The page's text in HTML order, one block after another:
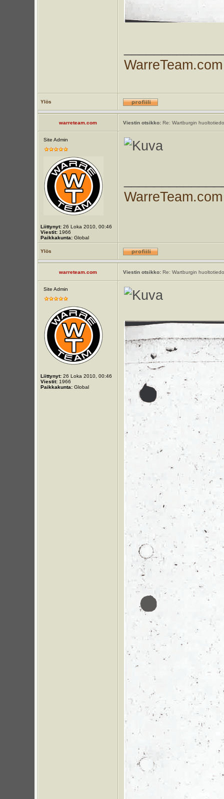
WarreTeam.com
Ylös
warreteam.com Viestin otsikko:Re: Wartburgin
Site Admin
Liittynyt:26 Loka 2010, 00:46
Viestit:1966
Paikkakunta:Global
WarreTeam.com
Ylös
warreteam.com Viestin otsikko:Re: Wartburgin
Site Admin
Liittynyt:26 Loka 2010, 00:46
Viestit:1966
Paikkakunta:Global